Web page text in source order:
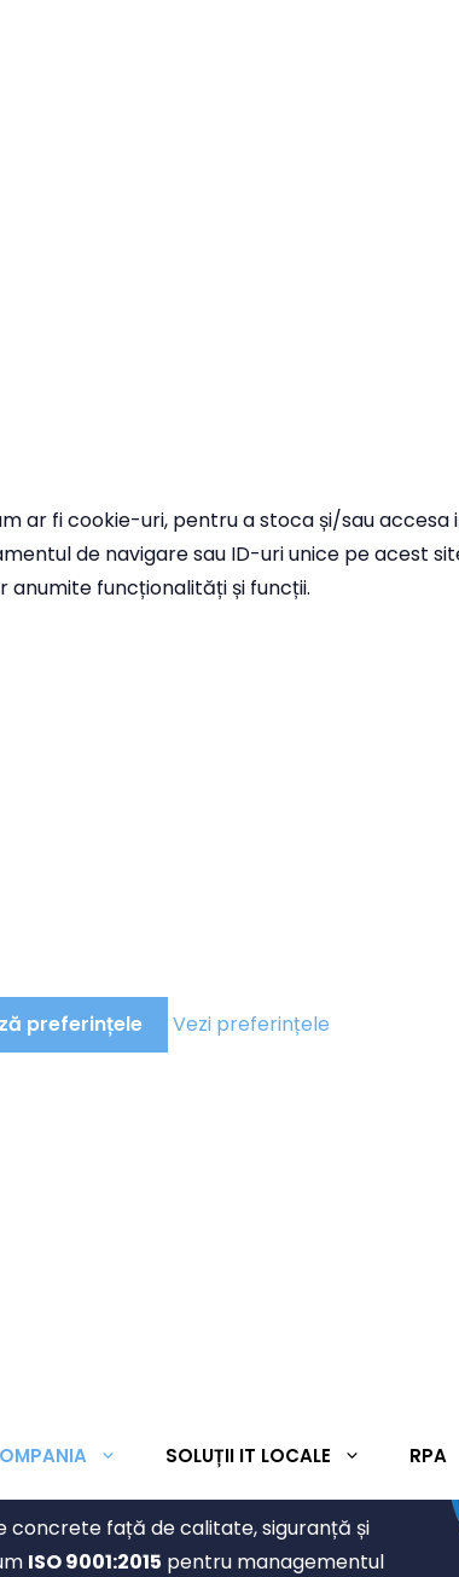
ar fi cookie-uri, pentru a stoca și/sau
de navigare sau ID-uri unice pe acest
funcționalități și funcții.
preferințele
Vezi preferințele
SOLUȚII IT LOCALE RPA
IGSU
concrete față de calitate, siguranță și
ISO 9001:2015 pentru managementul